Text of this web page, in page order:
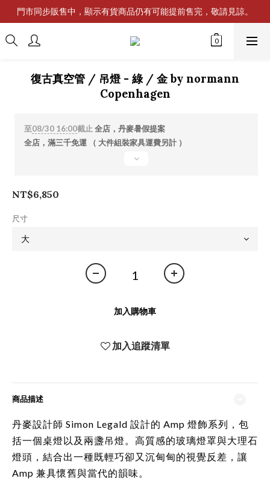
門市同步販售中，顯示有貨商品仍有可能提前售完，敬請見諒。
復古真空管 / 吊燈 - 綠 / 金 by normann
Copenhagen
至08/30 16:00截止 全店，丹麥暑假提案
全店，滿三千免運 （ 大件組裝家具運費另計 ）
NT$6,850
尺寸
加入購物車
加入追蹤清單
商品描述
丹麥設計師 Simon Legald 設計的 Amp 燈飾系列，包
括一個桌燈以及兩盞吊燈。高質感的玻璃燈罩與大理石
燈頭，結合出一種既輕巧卻又沉甸甸的視覺反差，讓
Amp 兼具懷舊與當代的韻味。